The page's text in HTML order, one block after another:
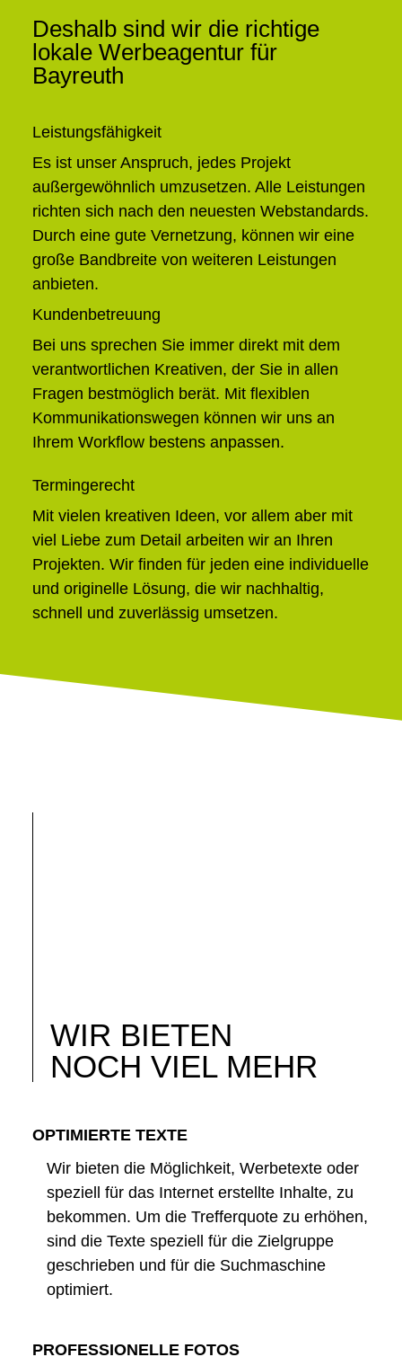
Deshalb sind wir die richtige
lokale Werbeagentur für
Bayreuth
Leistungsfähigkeit
Es ist unser Anspruch, jedes Projekt
außergewöhnlich umzusetzen. Alle Leistungen
richten sich nach den neuesten Webstandards.
Durch eine gute Vernetzung, können wir eine
große Bandbreite von weiteren Leistungen
anbieten.
Kundenbetreuung
Bei uns sprechen Sie immer direkt mit dem
verantwortlichen Kreativen, der Sie in allen
Fragen bestmöglich berät. Mit flexiblen
Kommunikationswegen können wir uns an
Ihrem Workflow bestens anpassen.
Termingerecht
Mit vielen kreativen Ideen, vor allem aber mit
viel Liebe zum Detail arbeiten wir an Ihren
Projekten. Wir finden für jeden eine individuelle
und originelle Lösung, die wir nachhaltig,
schnell und zuverlässig umsetzen.
WIR BIETEN
NOCH VIEL MEHR
OPTIMIERTE TEXTE
Wir bieten die Möglichkeit, Werbetexte oder
speziell für das Internet erstellte Inhalte, zu
bekommen. Um die Trefferquote zu erhöhen,
sind die Texte speziell für die Zielgruppe
geschrieben und für die Suchmaschine
optimiert.
PROFESSIONELLE FOTOS